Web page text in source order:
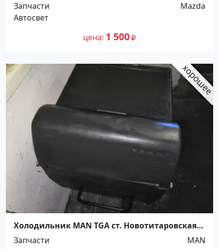
Запчасти
Mazda
Автосвет
цена 1 500
Холодильник MAN TGA ст. Новотитаровская,
ул. Крайняя 18 В
Запчасти MAN